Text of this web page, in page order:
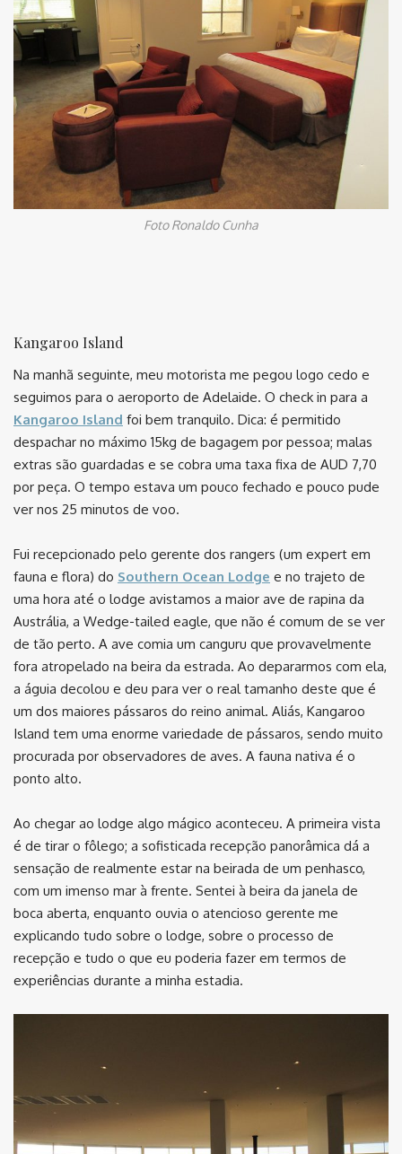
Foto Ronaldo Cunha
Kangaroo Island
Na manhã seguinte, meu motorista me pegou logo cedo e
seguimos para o aeroporto de Adelaide. O check in para a
Kangaroo Island foi bem tranquilo. Dica: é permitido
despachar no máximo 15kg de bagagem por pessoa; malas
extras são guardadas e se cobra uma taxa fixa de AUD 7,70
por peça. O tempo estava um pouco fechado e pouco pude
ver nos 25 minutos de voo.
Fui recepcionado pelo gerente dos rangers (um expert em
fauna e flora) do Southern Ocean Lodge e no trajeto de
uma hora até o lodge avistamos a maior ave de rapina da
Austrália, a Wedge-tailed eagle, que não é comum de se ver
de tão perto. A ave comia um canguru que provavelmente
fora atropelado na beira da estrada. Ao depararmos com ela,
a águia decolou e deu para ver o real tamanho deste que é
um dos maiores pássaros do reino animal. Aliás, Kangaroo
Island tem uma enorme variedade de pássaros, sendo muito
procurada por observadores de aves. A fauna nativa é o
ponto alto.
Ao chegar ao lodge algo mágico aconteceu. A primeira vista
é de tirar o fôlego; a sofisticada recepção panorâmica dá a
sensação de realmente estar na beirada de um penhasco,
com um imenso mar à frente. Sentei à beira da janela de
boca aberta, enquanto ouvia o atencioso gerente me
explicando tudo sobre o lodge, sobre o processo de
recepção e tudo o que eu poderia fazer em termos de
experiências durante a minha estadia.